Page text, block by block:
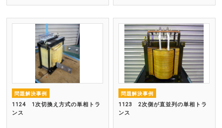
問題解決事例
1124 1次切換え方式の単相トラ
ンス
問題解決事例
1123 2次側が直並列の単相トラ
ンス